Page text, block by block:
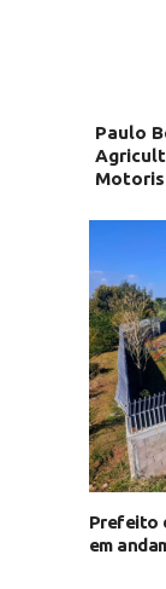
Paulo
Prefeito
em